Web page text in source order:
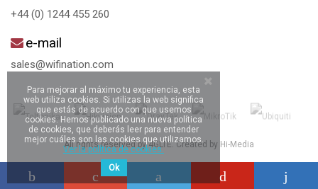
+44 (0) 1244 455 260
e-mail
sales@wifination.com
All rights reserved by 4GLTE. Created by Hi-Media
Para mejorar al máximo tu experiencia, esta
web utiliza cookies. Si utilizas la web significa
que estás de acuerdo con que usemos
cookies. Hemos publicado una nueva política
de cookies, que deberás leer para entender
mejor cuáles son las cookies que utilizamos.
Ver la política de cookies.
Ok